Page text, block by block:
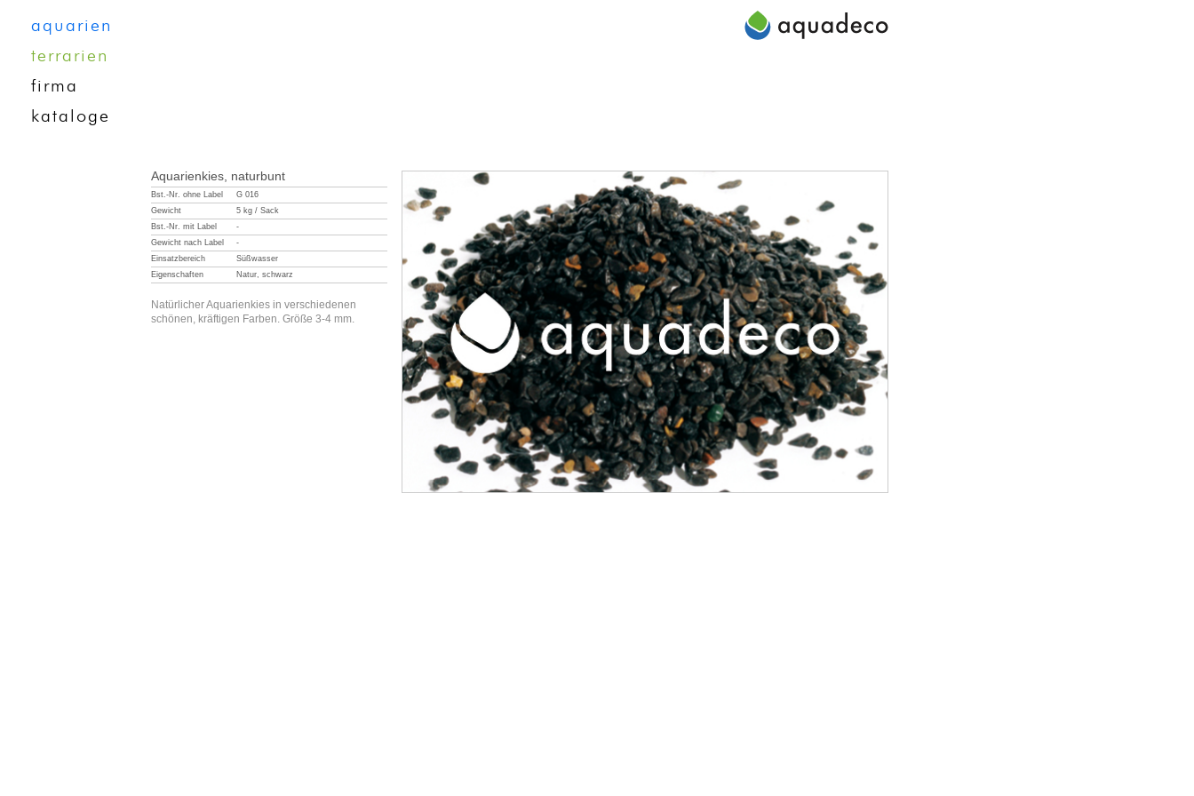
Aquarienkies, naturbunt
Bst.-Nr. ohne Label
G 016
Gewicht
5 kg / Sack
Bst.-Nr. mit Label
-
Gewicht nach Label
-
Einsatzbereich
Süßwasser
Eigenschaften
Natur, schwarz
Natürlicher Aquarienkies in verschiedenen
schönen, kräftigen Farben. Größe 3-4 mm.
aquarien
terrarien
firma
kataloge